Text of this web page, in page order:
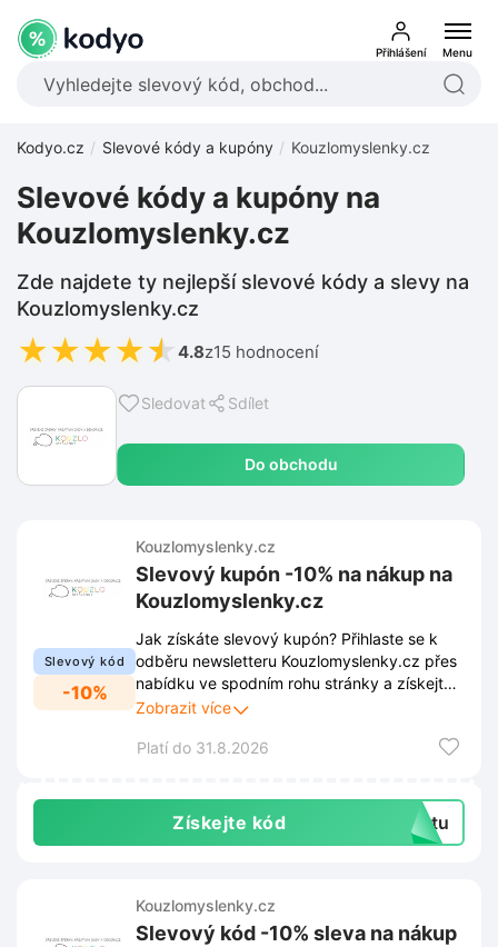
Přihlášení Menu
Kodyo.cz Slevové kódy a kupóny Kouzlomyslenky.cz
Sledovat Sdílet
Do obchodu
Slevové kódy a kupóny na
Kouzlomyslenky.cz
Zde najdete ty nejlepší slevové kódy a slevy na
Kouzlomyslenky.cz
★★★★★ 4.8z15 hodnocení
Slevový kód
-10%
Kouzlomyslenky.cz
Slevový kupón -10% na nákup na
Kouzlomyslenky.cz
Jak získáte slevový kupón? Přihlaste se k
odběru newsletteru Kouzlomyslenky.cz přes
nabídku ve spodním rohu stránky a získejte
-10% slevu na váš nákup. Buďte informováni
slevové nabídky. Už nikdy nezmeškáte
Zobrazit více
Platí do 31.8.2026
Získejte kód extu
Kouzlomyslenky.cz
Slevový kód -10% sleva na nákup